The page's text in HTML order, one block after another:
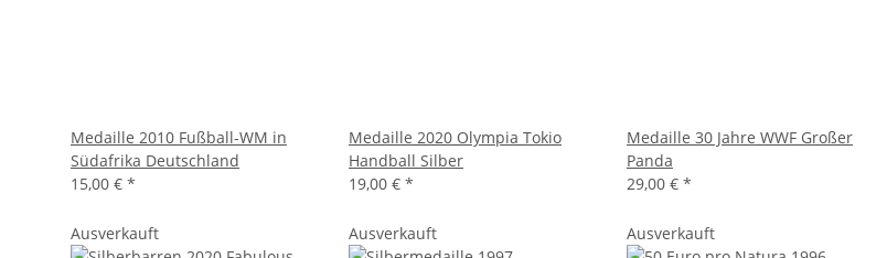
Medaille 2010 Fußball-WM in
Südafrika Deutschland
15,00 € *
Medaille 2020 Olympia Tokio
Handball Silber
19,00 € *
Medaille 30 Jahre WWF Großer
Panda
29,00 € *
Ausverkauft Ausverkauft Ausverkauft